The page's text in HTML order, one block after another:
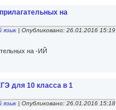
на
язык | Опубликовано: 26.01.2016 15:19
на -ИЙ
для 10 класса в 1
язык | Опубликовано: 26.01.2016 15:18